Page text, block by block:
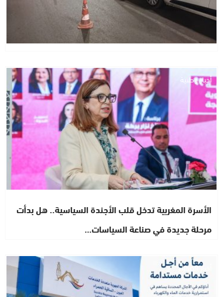
أخبار وطنية
الأسرة المغربية تدخل قلب الأجندة السياسية.. هل بدأت
مرحلة جديدة في صناعة السياسات…
أخبار الصحراء